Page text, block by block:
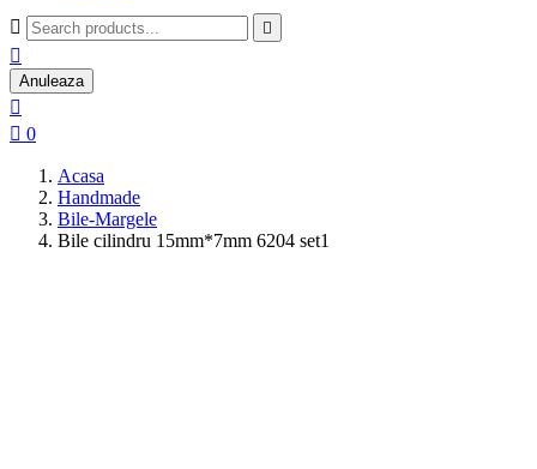
 

Anuleaza

 0
Acasa
Handmade
Bile-Margele
Bile cilindru 15mm*7mm 6204 set1